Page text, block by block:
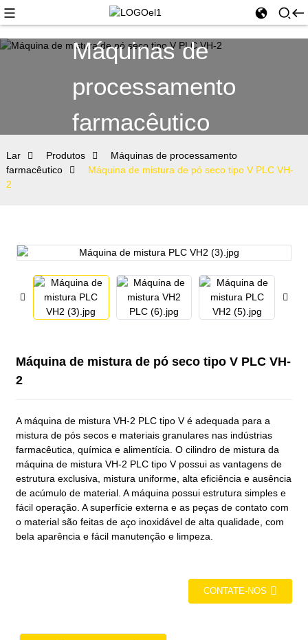
Máquinas de
processamento
farmacêutico
Lar Produtos
Máquinas de processamento
farmacêutico
Máquina de mistura de pó seco tipo V PLC VH-
2
Máquina de mistura de pó seco tipo V PLC VH-
2
A máquina de mistura VH-2 PLC tipo V é adequada para a
mistura de pós secos e materiais granulares nas indústrias
farmacêutica, química e alimentícia. O cilindro de mistura da
máquina de mistura VH-2 PLC tipo V possui as vantagens de
estrutura exclusiva, mistura uniforme, alta eficiência e ausência
de acúmulo de material. A máquina possui estrutura simples e
fácil operação. A superfície externa e as peças de contato com
o material são feitas de aço inoxidável de alta qualidade, com
bela aparência e fácil manutenção e limpeza.
CONTATE-NOS